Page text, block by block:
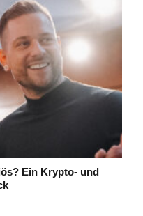
Ein Krypto- und